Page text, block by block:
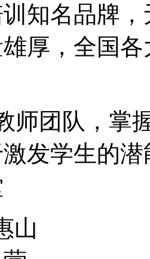
知名品牌
厚，全国
师团队，掌
发学生的